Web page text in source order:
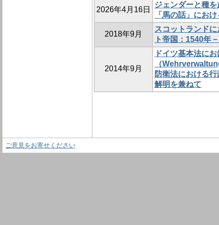
2026年4月16日
ジェンダーと種
「馬の話」にお
2018年9月
スコットランド
ト帝国：1540年
2014年9月
ドイツ基本法に
（
防衛法における
解明を兼ねて
ご意見をお寄せください